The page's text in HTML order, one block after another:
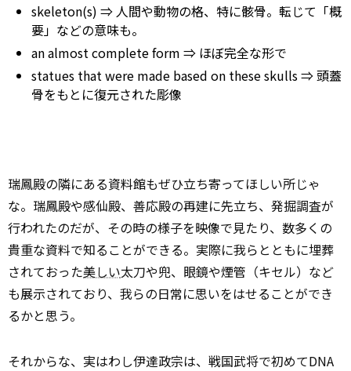
skeleton(s) ⇒ 人間や動物の格、特に骸骨。転じて「概
要」などの意味も。
an almost complete form ⇒ ほぼ完全な形で
statues that were made based on these skulls ⇒ 頭蓋
骨をもとに復元された彫像
瑞鳳殿の隣にある資料館もぜひ立ち寄ってほしい所じゃ
な。瑞鳳殿や感仙殿、善応殿の再建に先立ち、発掘調査が
行われたのだが、その時の様子を映像で見たり、数多くの
貴重な資料で知ることができる。実際に我らとともに埋葬
されておった美しい太刀や兜、眼鏡や煙管（キセル）など
も展示されており、我らの日常に思いをはせることができ
るかと思う。
それからな、実はわし伊達政宗は、戦国武将で初めてDNA